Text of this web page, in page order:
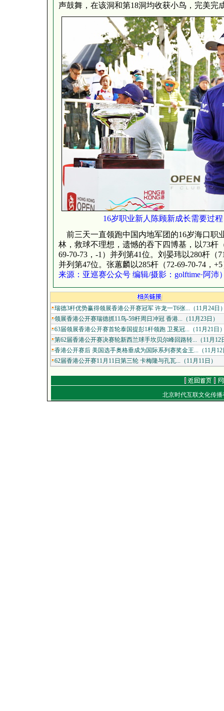
声鼓舞，在该洞和第18洞均收获小鸟，完美完
16岁职业新人陈顾新成长需要过
前三天一直领跑中国内地军团的16岁海口职
林，救球不理想，遗憾的吞下四博基，以73杆
69-70-73，-1）并列第41位。刘晏玮以280杆（
并列第47位。张蕙麟以285杆（72-69-70-74，
来源：亚巡赛公众号 编辑/摄影：golftime·阿沛
瑞德3杆优势赢得领展香港公开赛冠军 许龙一T6张...（11月24日
领展香港公开赛瑞德抓11鸟-59杆周日冲冠 香港...（11月23日）
63届领展香港公开赛首轮泰国提彭1杆领跑 卫冕冠...（11月21日
第62届香港公开赛决赛轮新西兰球手坎贝尔峰回路转...（11月12
香港公开赛后 美国选手奥格垂成为国际系列赛奖金王...（11月12
62届香港公开赛11月11日第三轮 卡梅隆与孔瓦...（11月11日）
北京时代互联文化传